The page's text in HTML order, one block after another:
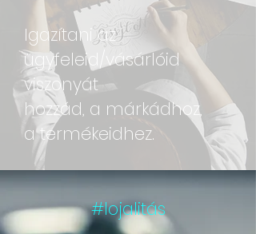
Igazítani az
ügyfeleid/vásárlóid
viszonyát
hozzád, a márkádhoz,
a termékeidhez.
#lojalitás